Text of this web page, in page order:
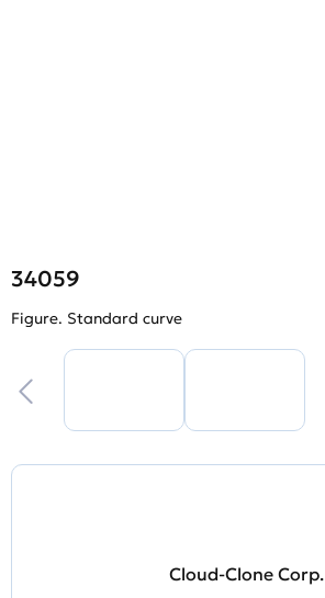
34059
Figure. Standard curve
Cloud-Clone Corp.